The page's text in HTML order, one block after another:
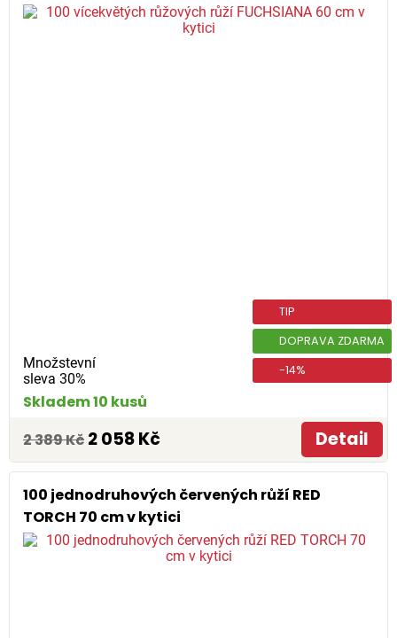
Množstevní
sleva 30%
TIP
DOPRAVA ZDARMA
-14%
Skladem 10 kusů
2 389 Kč 2 058 Kč Detail
100 jednodruhových červených růží RED
TORCH 70 cm v kytici